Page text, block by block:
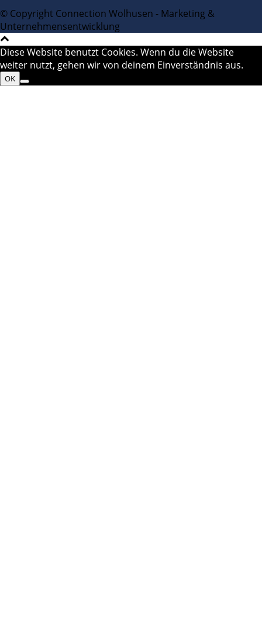
© Copyright Connection Wolhusen - Marketing &
Unternehmensentwicklung
Diese Website benutzt Cookies. Wenn du die Website
weiter nutzt, gehen wir von deinem Einverständnis aus.
OK